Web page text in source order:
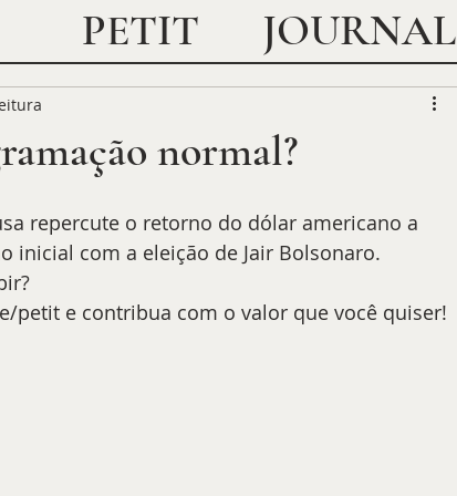
PETIT JOURNAL
normal?
repercute o retorno do dólar americano a
inicial com a eleição de Jair Bolsonaro.
petit e contribua com o valor que você quiser!